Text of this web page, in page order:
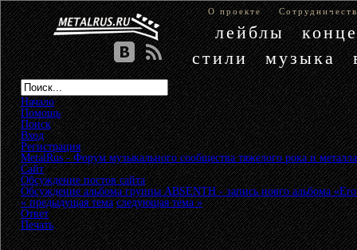
О проекте
лейблы
стили
музыка
Начало
Помощь
Поиск
Вход
Регистрация
MetalRus - Форум музыкального сообщества тяжелого рока и металла
Сайт»
Обсуждение постов сайта»
Обсуждение альбома группы ABSENTH - запись новго альбома
« предыдущая тема следующая тема »
Ответ
Печать